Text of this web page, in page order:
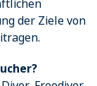
der Ziele von